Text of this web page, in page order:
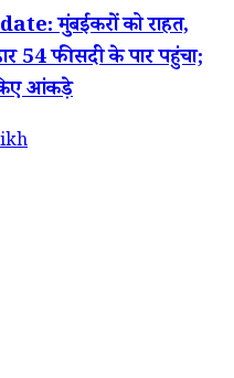
मुंबईकरों को राहत,
54 फीसदी के पार पहुंचा;
आंकड़े